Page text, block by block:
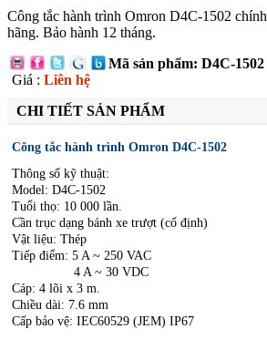
Công tắc hành trình Omron D4C-1502 chính
hãng. Bảo hành 12 tháng.
Mã sản phẩm: D4C-1502
Giá : Liên hệ
CHI TIẾT SẢN PHẨM
Công tắc hành trình Omron D4C-1502
Thông số kỹ thuật:
Model: D4C-1502
Tuổi thọ: 10 000 lần.
Cần trục dạng bánh xe trượt (cố định)
Vật liệu: Thép
Tiếp điểm: 5 A ~ 250 VAC
4 A ~ 30 VDC
Cáp: 4 lõi x 3 m.
Chiều dài: 7.6 mm
Cấp bảo vệ: IEC60529 (JEM) IP67